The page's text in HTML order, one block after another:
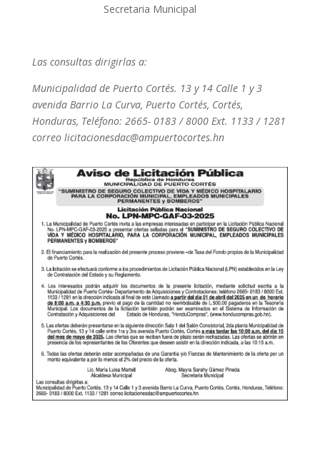
Secretaria Municipal
Las consultas dirigirlas a:
Municipalidad de Puerto Cortés. 13 y 14 Calle 1 y 3
avenida Barrio La Curva, Puerto Cortés, Cortés,
Honduras, Teléfono: 2665- 0183 / 8000 Ext. 1133 / 1281
correo licitacionesdac@ampuertocortes.hn